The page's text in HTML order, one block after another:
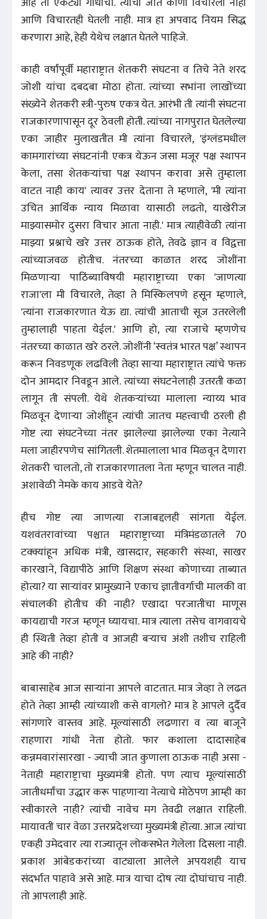
आणि विचारतही घेतली नाही. मात्र हा अपवाद नियम सिद्ध
करणारा आहे, हेही येथेच लक्षात घेतले पाहिजे.
काही वर्षांपूर्वी महाराष्ट्रात शेतकरी संघटना व तिचे नेते शरद
जोशी यांचा दबदबा मोठा होता. त्यांच्या सभांना लाखोंच्या
संख्येने शेतकरी स्त्री-पुरुष एकत्र येत. आरंभी ती त्यांनी संघटना
राजकारणापासून दूर ठेवली होती. त्यांच्या नागपुरात घेतलेल्या
एका जाहीर मुलाखतीत मी त्यांना विचारले, 'इंग्लंडमधील
कामगारांच्या संघटनांनी एकत्र येऊन जसा मजूर पक्ष स्थापन
केला, तसा शेतकऱ्यांचा पक्ष स्थापन करावा असे तुम्हाला
वाटत नाही काय' त्यावर उत्तर देताना ते म्हणाले, 'मी त्यांना
उचित आर्थिक न्याय मिळावा यासाठी लढतो, याखेरीज
माझ्यासमोर दुसरा विचार आता नाही.' मात्र त्याहीवेळी त्यांना
माझ्या प्रश्नाचे खरे उत्तर ठाऊक होते, तेवढे ज्ञान व विद्वत्ता
त्यांच्याजवळ होतीच. नंतरच्या काळात शरद जोशींना
मिळणाऱ्या पाठिंब्याविषयी महाराष्ट्राच्या एका 'जाणत्या
राजा'ला मी विचारले, तेव्हा ते मिस्किलपणे हसून म्हणाले,
'त्यांना राजकारणात येऊ द्या. त्यांची आताची सूज उतरलेली
तुम्हालाही पाहता येईल.' आणि हो, त्या राजाचे म्हणणेच
नंतरच्या काळात खरे ठरले. जोशींनी ‘स्वतंत्र भारत पक्ष’ स्थापन
करून निवडणूक लढविली तेव्हा साऱ्या महाराष्ट्रात त्यांचे फक्त
दोन आमदार निवडून आले. त्यांच्या संघटनेलाही उतरती कळा
लागून ती संपली. येथे शेतकऱ्यांच्या मालाला न्याय्य भाव
मिळवून देणाऱ्या जोशींहून त्यांची जातच महत्त्वाची ठरली ही
गोष्ट त्या संघटनेच्या नंतर झालेल्या झालेल्या एका नेत्याने
मला जाहीरपणेच सांगितली. शेतमालाला भाव मिळवून देणारा
शेतकरी चालतो, तो राजकारणातला नेता म्हणून चालत नाही.
अशावेळी नेमके काय आडवे येते?
हीच गोष्ट त्या जाणत्या राजाबद्दलही सांगता येईल.
यशवंतरावांच्या पश्चात महाराष्ट्राच्या मंत्रिमंडळातले 70
टक्क्यांहून अधिक मंत्री, खासदार, सहकारी संस्था, साखर
कारखाने, विद्यापीठे आणि शिक्षण संस्था कोणाच्या ताब्यात
होत्या? या साऱ्यांवर प्रामुख्याने एकाच ज्ञातीवर्गाची मालकी वा
संचालकी होतीच की नाही? एखादा परजातीचा माणूस
कायद्याची गरज म्हणून घ्यायचा. मात्र त्याला तसेच वागवायचे
ही स्थिती तेव्हा होती व आजही बऱ्याच अंशी तशीच राहिली
आहे की नाही?
बाबासाहेब आज साऱ्यांना आपले वाटतात. मात्र जेव्हा ते लढत
होते तेव्हा आम्ही त्यांच्याशी कसे वागलो? मात्र हे आपले दुर्दैव
सांगणारे वास्तव आहे. मूल्यांसाठी लढणारा व त्या बाजूने
राहणारा गांधी नेता होतो. फार कशाला दादासाहेब
कन्नमवारांसारखा - ज्याची जात कुणाला ठाऊक नाही असा -
नेताही महाराष्ट्राचा मुख्यमंत्री होतो. पण त्याच मूल्यांसाठी
जातीधर्मांचा उद्धार करू पाहणाऱ्या नेत्याचे मोठेपण आम्ही का
स्वीकारले नाही? त्यांची नावेच मग तेवढी लक्षात राहिली.
मायावती चार वेळा उत्तरप्रदेशच्या मुख्यमंत्री होत्या. आज त्यांचा
एकही उमेदवार त्या राज्यातून लोकसभेत गेलेला दिसला नाही.
प्रकाश आंबेडकरांच्या वाट्याला आलेले अपयशही याच
संदर्भात पाहावे असे आहे. मात्र याचा दोष त्या दोघांचाच नाही.
तो आपलाही आहे.